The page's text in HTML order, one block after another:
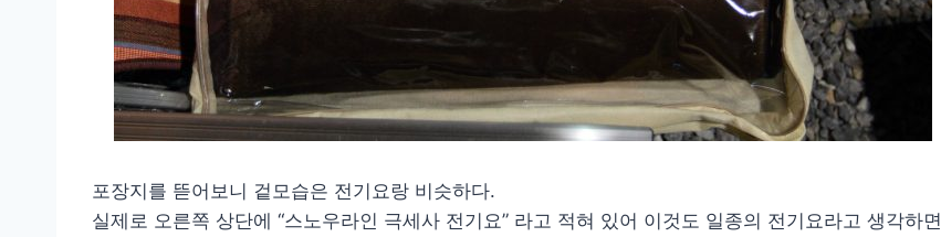
포장지를 뜯어보니 겉모습은 전기요랑 비슷하다.
실제로 오른쪽 상단에 “스노우라인 극세사 전기요” 라고 적혀 있어 이것도 일종의 전기요라고 생각하면